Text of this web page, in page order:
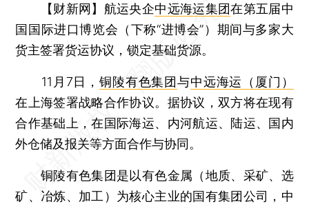
【财新网】 航运央企中远海运集团在第五届中
国国际进口博览会（下称“进博会”）期间与多家大
货主签署货运协议，锁定基础货源。
11月7日，铜陵有色集团与中远海运（厦门）
在上海签署战略合作协议。据协议，双方将在现有
合作基础上，在国际海运、内河航运、陆运、国内
外仓储及报关等方面合作与协同。
铜陵有色集团是以有色金属（地质、采矿、选
矿、冶炼、加工）为核心主业的国有集团公司，中